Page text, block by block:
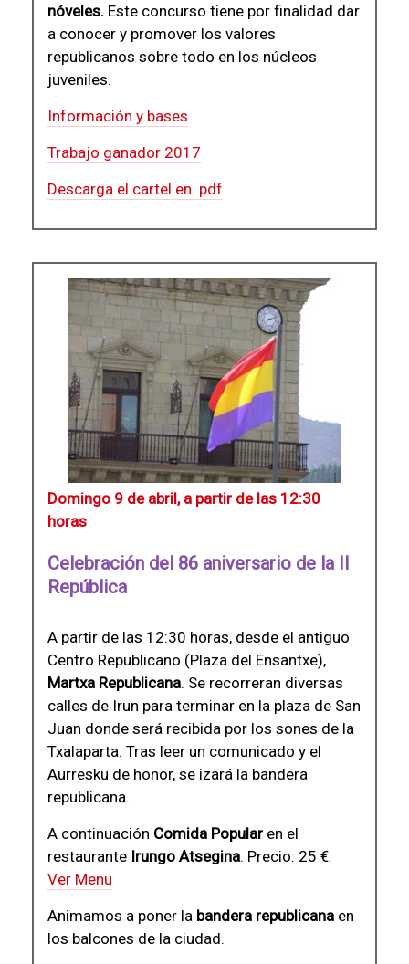
nóveles. Este concurso tiene por finalidad dar
a conocer y promover los valores
republicanos sobre todo en los núcleos
juveniles.
Información y bases
Trabajo ganador 2017
Descarga el cartel en .pdf
Domingo 9 de abril, a partir de las 12:30
horas
Celebración del 86 aniversario de la II
República
A partir de las 12:30 horas, desde el antiguo
Centro Republicano (Plaza del Ensantxe),
Martxa Republicana. Se recorreran diversas
calles de Irun para terminar en la plaza de San
Juan donde será recibida por los sones de la
Txalaparta. Tras leer un comunicado y el
Aurresku de honor, se izará la bandera
republicana.
A continuación Comida Popular en el
restaurante Irungo Atsegina. Precio: 25 €.
Ver Menu
Animamos a poner la bandera republicana en
los balcones de la ciudad.